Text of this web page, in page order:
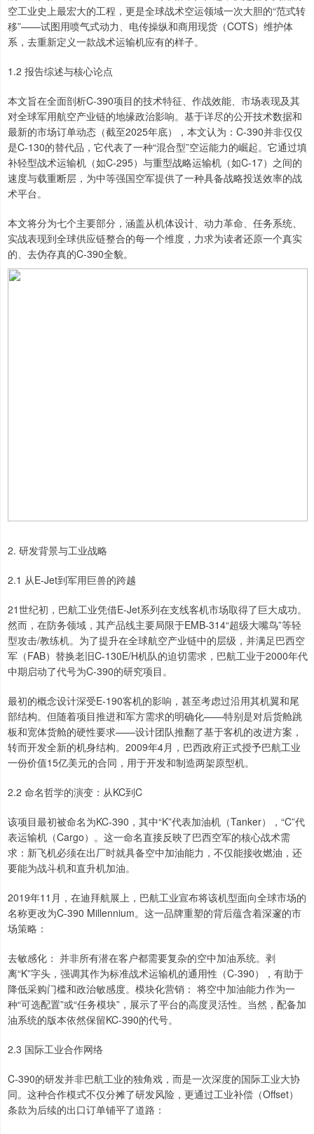
空工业史上最宏大的工程，更是全球战术空运领域一次大胆的“范式转
移”——试图用喷气式动力、电传操纵和商用现货（COTS）维护体
系，去重新定义一款战术运输机应有的样子。
1.2 报告综述与核心论点
本文旨在全面剖析C-390项目的技术特征、作战效能、市场表现及其
对全球军用航空产业链的地缘政治影响。基于详尽的公开技术数据和
最新的市场订单动态（截至2025年底），本文认为：C-390并非仅仅
是C-130的替代品，它代表了一种“混合型”空运能力的崛起。它通过填
补轻型战术运输机（如C-295）与重型战略运输机（如C-17）之间的
速度与载重断层，为中等强国空军提供了一种具备战略投送效率的战
术平台。
本文将分为七个主要部分，涵盖从机体设计、动力革命、任务系统、
实战表现到全球供应链整合的每一个维度，力求为读者还原一个真实
的、去伪存真的C-390全貌。
2. 研发背景与工业战略
2.1 从E-Jet到军用巨兽的跨越
21世纪初，巴航工业凭借E-Jet系列在支线客机市场取得了巨大成功。
然而，在防务领域，其产品线主要局限于EMB-314“超级大嘴鸟”等轻
型攻击/教练机。为了提升在全球航空产业链中的层级，并满足巴西空
军（FAB）替换老旧C-130E/H机队的迫切需求，巴航工业于2000年代
中期启动了代号为C-390的研究项目。
最初的概念设计深受E-190客机的影响，甚至考虑过沿用其机翼和尾
部结构。但随着项目推进和军方需求的明确化——特别是对后货舱跳
板和宽体货舱的硬性要求——设计团队推翻了基于客机的改进方案，
转而开发全新的机身结构。2009年4月，巴西政府正式授予巴航工业
一份价值15亿美元的合同，用于开发和制造两架原型机。
2.2 命名哲学的演变：从KC到C
该项目最初被命名为KC-390，其中“K”代表加油机（Tanker），“C”代
表运输机（Cargo）。这一命名直接反映了巴西空军的核心战术需
求：新飞机必须在出厂时就具备空中加油能力，不仅能接收燃油，还
要能为战斗机和直升机加油。
2019年11月，在迪拜航展上，巴航工业宣布将该机型面向全球市场的
名称更改为C-390 Millennium。这一品牌重塑的背后蕴含着深邃的市
场策略：
去敏感化： 并非所有潜在客户都需要复杂的空中加油系统。剥
离“K”字头，强调其作为标准战术运输机的通用性（C-390），有助于
降低采购门槛和政治敏感度。模块化营销： 将空中加油能力作为一
种“可选配置”或“任务模块”，展示了平台的高度灵活性。当然，配备加
油系统的版本依然保留KC-390的代号。
2.3 国际工业合作网络
C-390的研发并非巴航工业的独角戏，而是一次深度的国际工业大协
同。这种合作模式不仅分摊了研发风险，更通过工业补偿（Offset）
条款为后续的出口订单铺平了道路：